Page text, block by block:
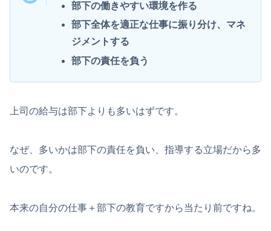
部下の働きやすい環境を作る
部下全体を適正な仕事に振り分け、マネ
ジメントする
部下の責任を負う
上司の給与は部下よりも多いはずです。
なぜ、多いかは部下の責任を負い、指導する立場だから多
いのです。
本来の自分の仕事＋部下の教育ですから当たり前ですね。